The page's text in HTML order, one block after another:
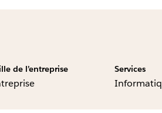
de l’entreprise Services